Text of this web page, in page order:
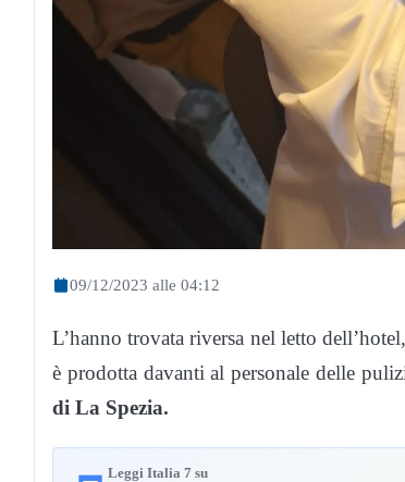
09/12/2023 alle 04:12
L’hanno trovata riversa nel letto
è prodotta davanti al personale delle
di La Spezia.
Leggi Italia 7 su